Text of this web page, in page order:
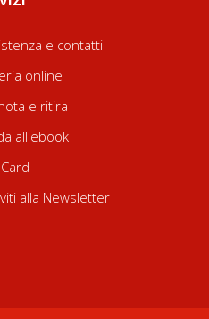
e contatti
online
e ritira
all'ebook
alla Newsletter